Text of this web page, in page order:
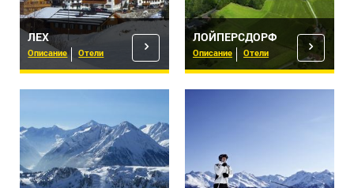
ЛЕХ
Описание Отели
ЛОЙПЕРСДОРФ
Описание Отели